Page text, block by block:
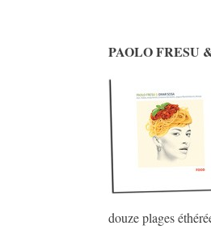
PAOLO FRESU
douze plages